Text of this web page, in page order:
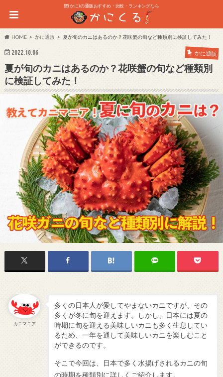
蟹(かに)の通販おすすめ・比較・ランキングなら
HOME かに通販 夏が旬のカニはあるのか？花咲蟹の旬など種類別に検証してみた！
2022.10.06 かに通販
夏が旬のカニはあるのか？花咲蟹の旬など種類別
に検証してみた！
カニマニア
多くの日本人が愛してやまないカニですが、その
多くが冬に旬を迎えます。しかし、日本には夏の
時期に旬を迎える美味しいカニも多く生息してい
るため、一年を通して美味しいカニを楽しむこと
ができるのです。
そこで今回は、日本で多く水揚げされるカニの旬
の時期を種類別に詳しくご紹介します。